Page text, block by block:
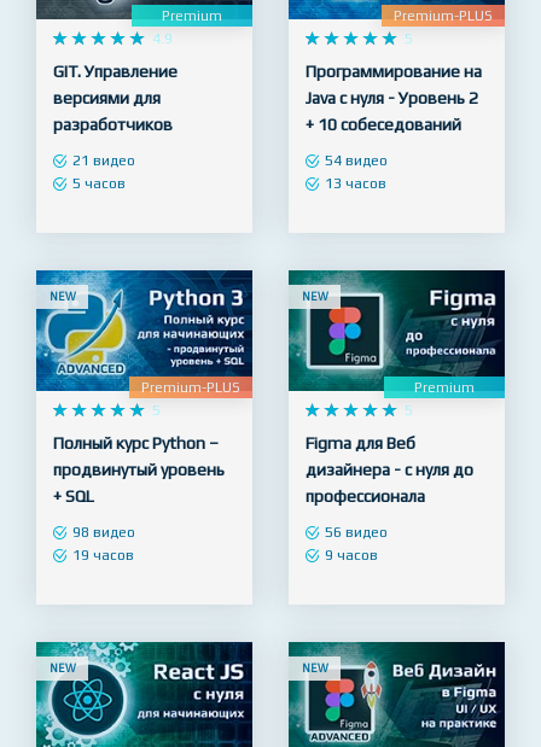
    
     4.9
GIT. Управление
версиями для
разработчиков
Premium-PLUS
    
     5
Программирование на
Java с нуля - Уровень 2
+ 10 собеседований
NEW
Premium-PLUS
    
     5
продвинутый уровень
+ SQL
NEW
    
     5
Figma для Веб
дизайнера - с нуля до
профессионала
NEW NEW